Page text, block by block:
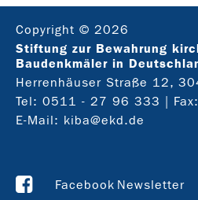
Copyright © 2026
Stiftung zur Bewahrung
Baudenkmäler in
Herrenhäuser Straße 12,
Tel: 0511 - 27 96 333 |
E-Mail: kiba@ekd.de
Facebook Newsletter